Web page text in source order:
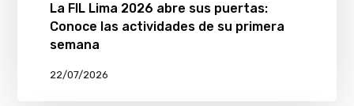
La FIL Lima 2026 abre sus puertas:
Conoce las actividades de su primera
semana
22/07/2026